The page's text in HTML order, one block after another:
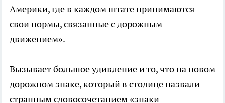
Америки, где в каждом штате принимаются
свои нормы, связанные с дорожным
движением».
Вызывает большое удивление и то, что на новом
дорожном знаке, который в столице назвали
странным словосочетанием «знаки